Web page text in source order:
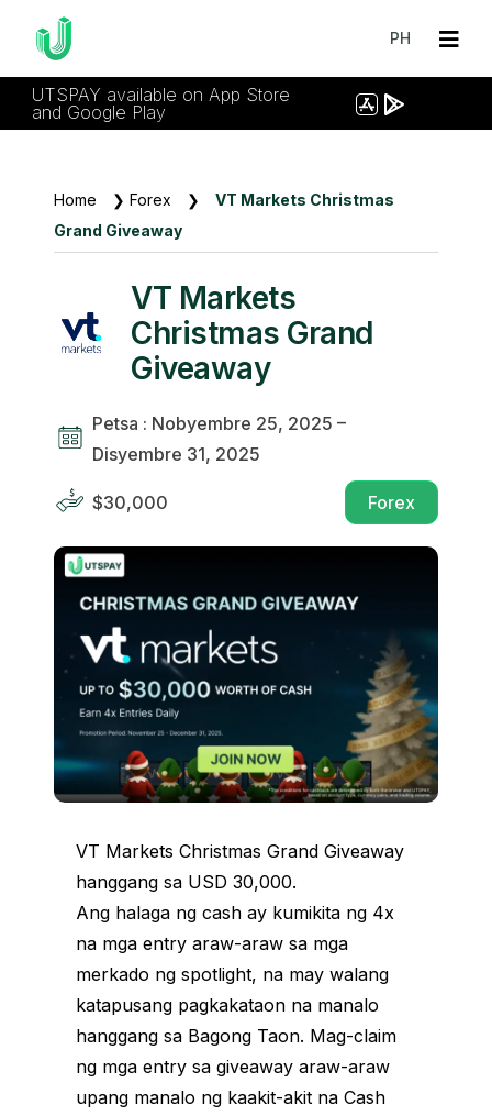
PH
UTSPAY available on App Store
and Google Play
Home ❯ Forex ❯
VT Markets Christmas
Grand Giveaway
VT Markets
Christmas Grand
Giveaway
Petsa : Nobyembre 25, 2025 –
Disyembre 31, 2025
$30,000 Forex
VT Markets Christmas Grand Giveaway
hanggang sa USD 30,000.
Ang halaga ng cash ay kumikita ng 4x
na mga entry araw-araw sa mga
merkado ng spotlight, na may walang
katapusang pagkakataon na manalo
hanggang sa Bagong Taon. Mag-claim
ng mga entry sa giveaway araw-araw
upang manalo ng kaakit-akit na Cash